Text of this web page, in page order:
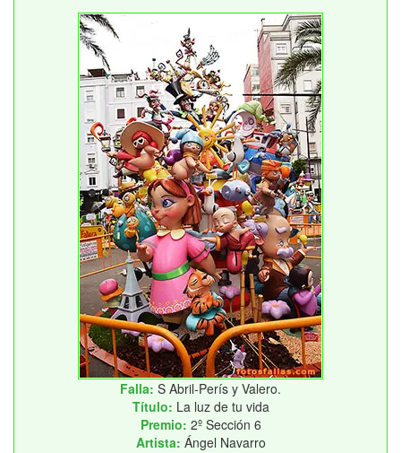
Falla: S Abril-Perís y Valero.
Título: La luz de tu vida
Premio: 2º Sección 6
Artista: Ángel Navarro